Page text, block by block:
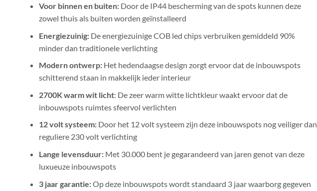
Voor binnen en buiten:Door de IP44 bescherming van de spots kunnen deze
zowel thuis als buiten worden geïnstalleerd
Energiezuinig:De energiezuinige COB led chips verbruiken gemiddeld 90%
minder dan traditionele verlichting
Modern ontwerp:Het hedendaagse design zorgt ervoor dat de inbouwspots
schitterend staan in makkelijk ieder interieur
2700K warm wit licht: De zeer warm witte lichtkleur waakt ervoor dat de
inbouwspots ruimtes sfeervol verlichten
12 volt systeem:Door het 12 volt systeem zijn deze inbouwspots nog veiliger dan
reguliere 230 volt verlichting
Lange levensduur:Met 30.000 bent je gegarandeerd van jaren genot van deze
luxueuze inbouwspots
3 jaar garantie:Op deze inbouwspots wordt standaard 3 jaar waarborg gegeven